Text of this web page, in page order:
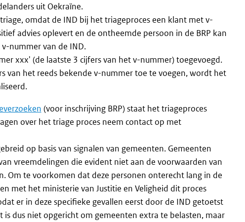
uit Oekraïne.
omdat de IND bij het triageproces een klant met v-
advies oplevert en de ontheemde persoon in de BRP kan
nummer van de IND.
xxx' (de laatste 3 cijfers van het v-nummer) toegevoegd.
van het reeds bekende v-nummer toe te voegen, wordt het
(voor inschrijving BRP) staat het triageproces
over het triage proces neem contact op met
op basis van signalen van gemeenten. Gemeenten
vreemdelingen die evident niet aan de voorwaarden van
Om te voorkomen dat deze personen onterecht lang in de
met het ministerie van Justitie en Veligheid dit proces
er in deze specifieke gevallen eerst door de IND getoetst
is dus niet opgericht om gemeenten extra te belasten, maar